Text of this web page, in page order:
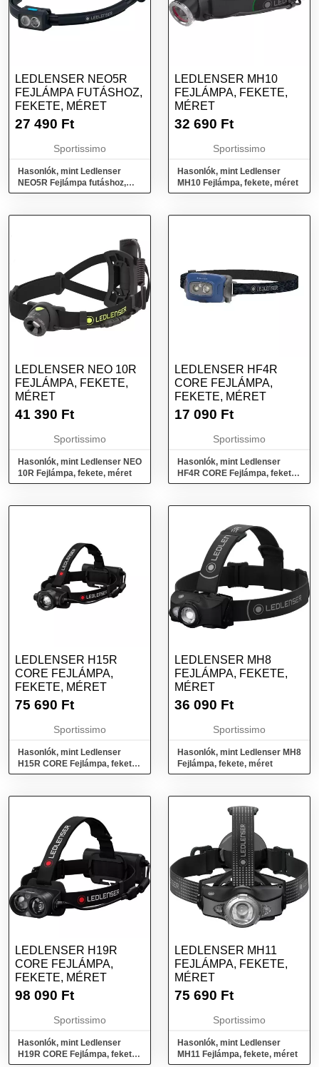
LEDLENSER NEO5R
FEJLÁMPA FUTÁSHOZ,
FEKETE, MÉRET
27 490 Ft
Sportissimo
Hasonlók, mint Ledlenser
NEO5R Fejlámpa futáshoz,
fekete, méret
LEDLENSER MH10
FEJLÁMPA, FEKETE,
MÉRET
32 690 Ft
Sportissimo
Hasonlók, mint Ledlenser
MH10 Fejlámpa, fekete, méret
LEDLENSER NEO 10R
FEJLÁMPA, FEKETE,
MÉRET
41 390 Ft
Sportissimo
Hasonlók, mint Ledlenser NEO
10R Fejlámpa, fekete, méret
LEDLENSER HF4R
CORE FEJLÁMPA,
FEKETE, MÉRET
17 090 Ft
Sportissimo
Hasonlók, mint Ledlenser
HF4R CORE Fejlámpa, fekete,
méret
LEDLENSER H15R
CORE FEJLÁMPA,
FEKETE, MÉRET
75 690 Ft
Sportissimo
Hasonlók, mint Ledlenser
H15R CORE Fejlámpa, fekete,
méret
LEDLENSER MH8
FEJLÁMPA, FEKETE,
MÉRET
36 090 Ft
Sportissimo
Hasonlók, mint Ledlenser MH8
Fejlámpa, fekete, méret
LEDLENSER H19R
CORE FEJLÁMPA,
FEKETE, MÉRET
98 090 Ft
Sportissimo
Hasonlók, mint Ledlenser
H19R CORE Fejlámpa, fekete,
LEDLENSER MH11
FEJLÁMPA, FEKETE,
MÉRET
75 690 Ft
Sportissimo
Hasonlók, mint Ledlenser
MH11 Fejlámpa, fekete, méret